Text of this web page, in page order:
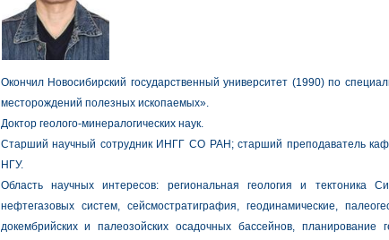
Окончил Новосибирский государственный университет (1990) по
месторождений полезных ископаемых».
Доктор геолого-минералогических наук.
Старший научный сотрудник ИНГГ СО РАН; старший преподаватель
НГУ.
Область научных интересов: региональная геология и тектоника
нефтегазовых систем, сейсмостратиграфия, геодинамические,
докембрийских и палеозойских осадочных бассейнов, планирование